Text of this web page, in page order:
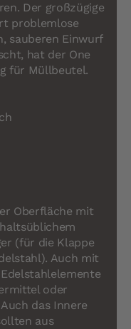
Der großzügige
problemlose
sauberen Einwurf
hat der One
für Müllbeutel.
Oberfläche mit
(für die Klappe
Auch mit
oder
das Innere
aus